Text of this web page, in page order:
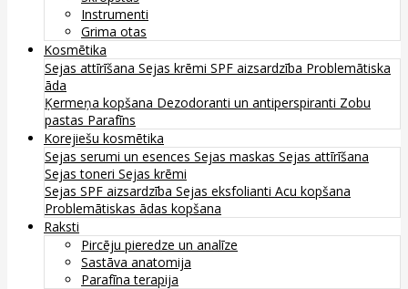
Instrumenti
Grima otas
Kosmētika
Sejas attīrīšana Sejas krēmi SPF aizsardzība Problemātiska
āda
Ķermeņa kopšana Dezodoranti un antiperspiranti Zobu
pastas Parafīns
Korejiešu kosmētika
Sejas serumi un esences Sejas maskas Sejas attīrīšana
Sejas toneri Sejas krēmi
Sejas SPF aizsardzība Sejas eksfolianti Acu kopšana
Problemātiskas ādas kopšana
Raksti
Pircēju pieredze un analīze
Sastāva anatomija
Parafīna terapija